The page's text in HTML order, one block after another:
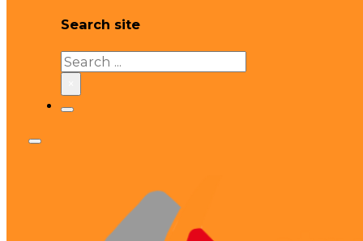
Search site
Search